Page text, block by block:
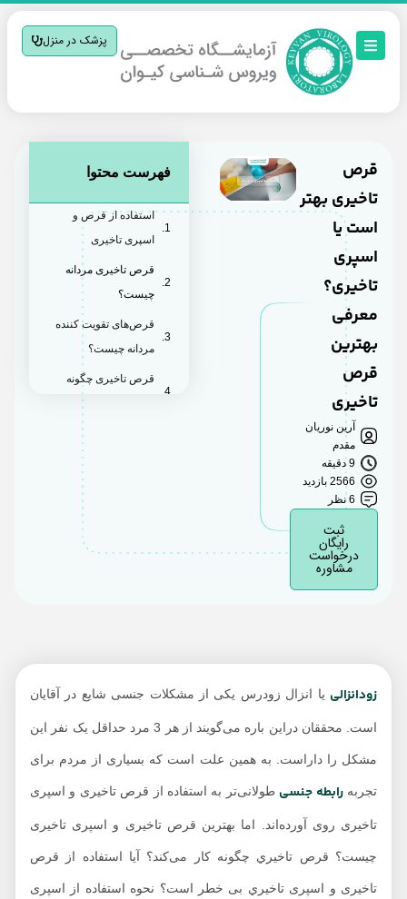
پزشک در منزل
قرص
تاخیری بهتر
است یا
اسپری
تاخیری؟
معرفی
بهترین
قرص
تاخیری
آرین نوریان
مقدم
9 دقیقه
2566 بازدید
6 نظر
رایگان
درخواست
مشاوره
فهرست محتوا
استفاده از قرص و
اسپری تاخیری
قرص تاخیری مردانه
چیست؟
قرص‌های تقویت کننده
مردانه چیست؟
قرص تاخیری چگونه
اسپری‌ تاخیری چیست؟
زودانزالییا انزال زودرس یکی از مشکلات جنسی شایع در آقایان
است. محققان دراین باره می‌گویند از هر 3 مرد حداقل یک نفر این
مشکل را داراست. به همین علت است که بسیاری از مردم برای
تجربهرابطه جنسیطولانی‌تر به استفاده از قرص تاخیری و اسپری
تاخیری روی آورده‌اند. اما بهترین قرص تاخیری و اسپری تاخیری
چیست؟ قرص تاخيري چگونه کار می‌کند؟ آیا استفاده از قرص
تاخیری و اسپری تاخيري بی خطر است؟ نحوه استفاده از اسپری